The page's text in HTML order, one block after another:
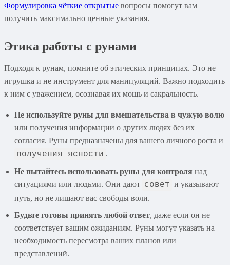
Формулировка чёткие открытые вопросы помогут вам
получить максимально ценные указания.
Этика работы с рунами
Подходя к рунам, помните об этических принципах. Это не
игрушка и не инструмент для манипуляций. Важно подходить
к ним с уважением, осознавая их мощь и сакральность.
Не используйте руны для вмешательства в чужую волю
или получения информации о других людях без их
согласия. Руны предназначены для вашего личного роста и
получения ясности .
Не пытайтесь использовать руны для контроля над
ситуациями или людьми. Они дают совет и указывают
путь, но не лишают вас свободы воли.
Будьте готовы принять любой ответ, даже если он не
соответствует вашим ожиданиям. Руны могут указать на
необходимость пересмотра ваших планов или
представлений.